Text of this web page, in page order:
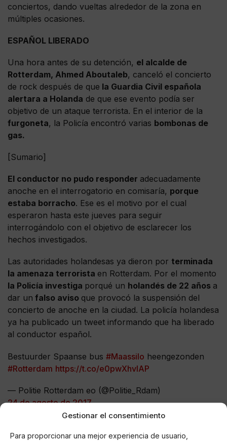
Gestionar el consentimiento
Para proporcionar una mejor experiencia de usuario,
conciertos, dando vueltas alrededor de la zona en
múltiples ocasiones.
ESPAÑOL LIBERADO
Una hora antes de su detención, el alcalde de
Rotterdam, Ahmed Aboutaleb, canceló el concierto
de rock después de que la Guardia Civil española
alertara a Holanda de que ese evento podía ser
objetivo de un ataque terrorista. En el interior de la
furgoneta, la Policía encontró varias bombonas de
gas.
[Sumario]
El conductor no pudo responder adecuadamente
anoche en el interrogatorio en comisaría, porque
estaba borracho. Ese es el motivo por el cual
esperaron hasta este jueves para seguir
interrogándolo con el objetivo de esclarecer los
hechos investigados.
Las autoridades holandesas ya dieron por terminada
la amenaza terrorista en Rotterdam. Por el momento
la Policía investiga porqué un holandés de 22 años a
dar un falso aviso que provocó la suspensión del
concierto de anoche en la ciudad. La policía holandesa
ya ha publicado un tweet informando que ha liberado
al conductor español.
Bestuurder Spaanse bus #Maassilo heengezonden
#Rotterdam https://t.co/e0pwXhvIAP
— Politie Rotterdam eo (@Politie_Rdam)
24 de agosto de 2017